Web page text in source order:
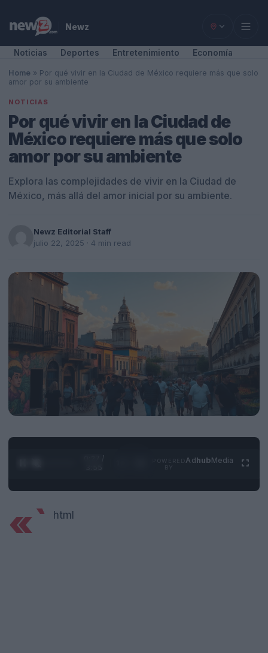
Newz
Noticias Deportes Entretenimiento Economía
Home » Por qué vivir en la Ciudad de México requiere más que solo
amor por su ambiente
NOTICIAS
Por qué vivir en la Ciudad de
México requiere más que solo
amor por su ambiente
Explora las complejidades de vivir en la Ciudad de
México, más allá del amor inicial por su ambiente.
Newz Editorial Staff
julio 22, 2025 · 4 min read
0:28 /
AdhubMedia
«` html